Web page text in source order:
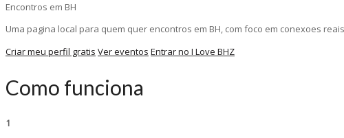
Encontros em BH
Uma pagina local para quem quer encontros em BH, com foco em conexoes
Criar meu perfil gratis Ver eventos Entrar no I Love BHZ
Como funciona
1